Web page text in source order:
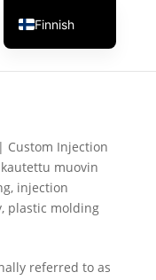
Custom Injection
muovin
, injection
, plastic molding
referred to as
Finnish
English
German
Greek
Spanish